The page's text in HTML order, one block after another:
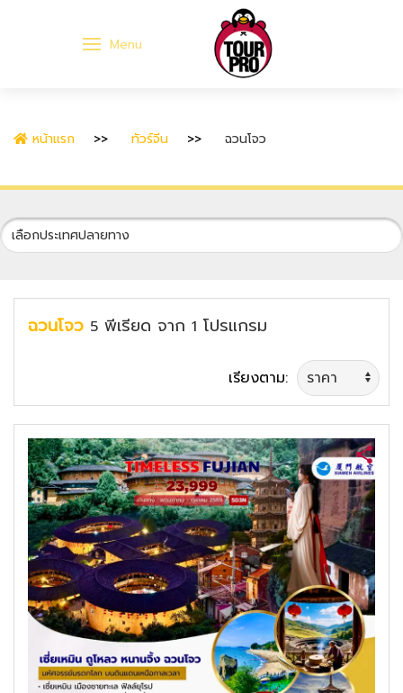
Menu
หน้าแรก ทัวร์จีน ฉวนโจว
ค้นหาทัวร์
ฉวนโจว 5 พีเรียด จาก 1 โปรแกรม
เรียงตาม: